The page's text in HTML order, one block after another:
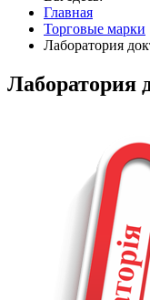
Главная
Торговые марки
Лаборатория
Лаборатория